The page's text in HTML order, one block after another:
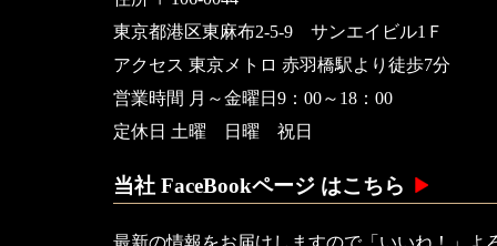
東京都港区東麻布2-5-9 サンエイビル1Ｆ
アクセス 東京メトロ 赤羽橋駅より徒歩7分
営業時間 月～金曜日9：00～18：00
定休日 土曜 日曜 祝日
当社 FaceBookページ はこちら
最新の情報をお届けしますので「いいね！」よ